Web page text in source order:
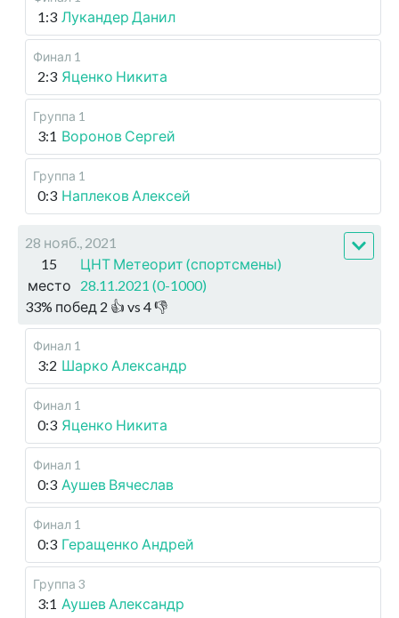
1:3 Лукандер Данил
Финал 1
2:3 Яценко Никита
Группа 1
3:1 Воронов Сергей
Группа 1
0:3 Наплеков Алексей
28 нояб., 2021
15
место
ЦНТ Метеорит (спортсмены)
28.11.2021 (0-1000)
33% побед 2 👍 vs 4👎
Финал 1
3:2 Шарко Александр
Финал 1
0:3 Яценко Никита
Финал 1
0:3 Аушев Вячеслав
Финал 1
0:3 Геращенко Андрей
Группа 3
3:1 Аушев Александр